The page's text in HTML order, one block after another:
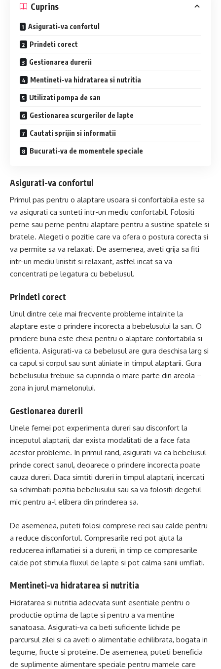
Cuprins
Asigurati-va confortul
Prindeti corect
Gestionarea durerii
Mentineti-va hidratarea si nutritia
Utilizati pompa de san
Gestionarea scurgerilor de lapte
Cautati sprijin si informatii
Bucurati-va de momentele speciale
Asigurati-va confortul
Primul pas pentru o alaptare usoara si confortabila este sa
va asigurati ca sunteti intr-un mediu confortabil. Folositi
perne sau perne pentru alaptare pentru a sustine spatele si
bratele. Alegeti o pozitie care va ofera o postura corecta si
va permite sa va relaxati. De asemenea, aveti grija sa fiti
intr-un mediu linistit si relaxant, astfel incat sa va
concentrati pe legatura cu bebelusul.
Prindeti corect
Unul dintre cele mai frecvente probleme intalnite la
alaptare este o prindere incorecta a bebelusului la san. O
prindere buna este cheia pentru o alaptare confortabila si
eficienta. Asigurati-va ca bebelusul are gura deschisa larg si
ca capul si corpul sau sunt aliniate in timpul alaptarii. Gura
bebelusului trebuie sa cuprinda o mare parte din areola –
zona in jurul mamelonului.
Gestionarea durerii
Unele femei pot experimenta dureri sau disconfort la
inceputul alaptarii, dar exista modalitati de a face fata
acestor probleme. In primul rand, asigurati-va ca bebelusul
prinde corect sanul, deoarece o prindere incorecta poate
cauza dureri. Daca simtiti dureri in timpul alaptarii, incercati
sa schimbati pozitia bebelusului sau sa va folositi degetul
mic pentru a-l elibera din prinderea sa.
De asemenea, puteti folosi comprese reci sau calde pentru
a reduce disconfortul. Compresarile reci pot ajuta la
reducerea inflamatiei si a durerii, in timp ce compresarile
calde pot stimula fluxul de lapte si pot calma sanii umflati.
Mentineti-va hidratarea si nutritia
Hidratarea si nutritia adecvata sunt esentiale pentru o
productie optima de lapte si pentru a va mentine
sanatoasa. Asigurati-va ca beti suficiente lichide pe
parcursul zilei si ca aveti o alimentatie echilibrata, bogata in
legume, fructe si proteine. De asemenea, puteti beneficia
de suplimente alimentare speciale pentru mamele care